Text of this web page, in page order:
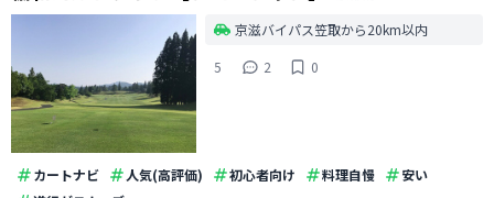
京滋バイパス笠取から20km以内
5
2 0
カートナビ 人気(高評価) 初心者向け 料理自慢
安い